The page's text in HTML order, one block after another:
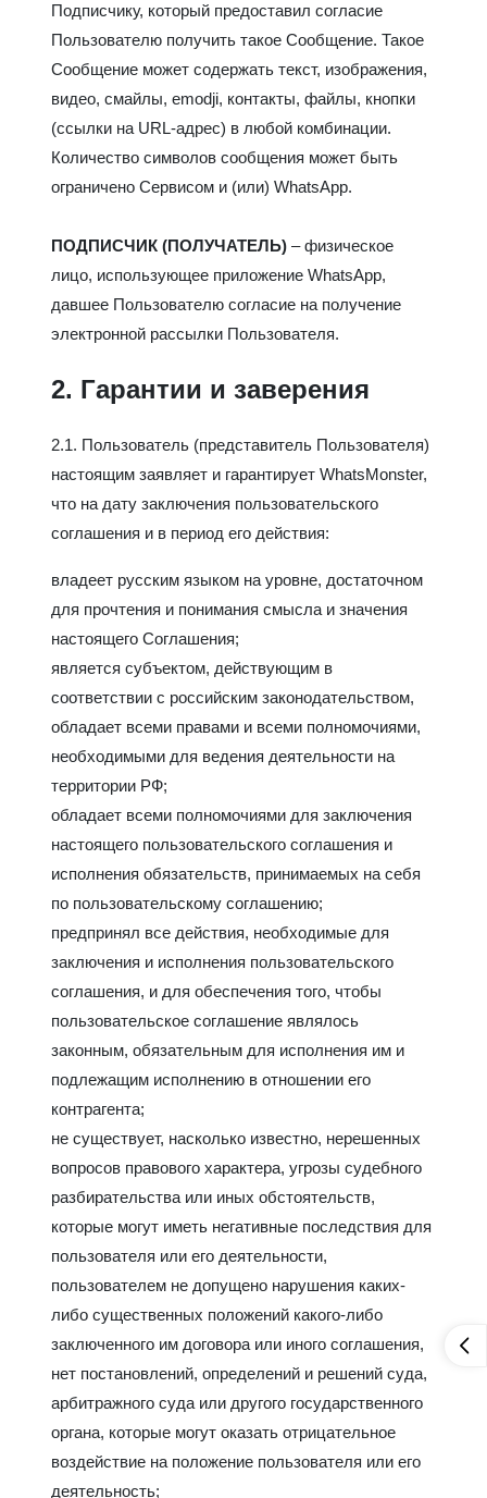
Подписчику, который предоставил согласие
Пользователю получить такое Сообщение. Такое
Сообщение может содержать текст, изображения,
видео, смайлы, emodji, контакты, файлы, кнопки
(ссылки на URL-адрес) в любой комбинации.
Количество символов сообщения может быть
ограничено Сервисом и (или) WhatsApp.
ПОДПИСЧИК (ПОЛУЧАТЕЛЬ) – физическое
лицо, использующее приложение WhatsApp,
давшее Пользователю согласие на получение
электронной рассылки Пользователя.
2. Гарантии и заверения
2.1. Пользователь (представитель Пользователя)
настоящим заявляет и гарантирует WhatsMonster,
что на дату заключения пользовательского
соглашения и в период его действия:
владеет русским языком на уровне, достаточном
для прочтения и понимания смысла и значения
настоящего Соглашения;
является субъектом, действующим в
соответствии с российским законодательством,
обладает всеми правами и всеми полномочиями,
необходимыми для ведения деятельности на
территории РФ;
обладает всеми полномочиями для заключения
настоящего пользовательского соглашения и
исполнения обязательств, принимаемых на себя
по пользовательскому соглашению;
предпринял все действия, необходимые для
заключения и исполнения пользовательского
соглашения, и для обеспечения того, чтобы
пользовательское соглашение являлось
законным, обязательным для исполнения им и
подлежащим исполнению в отношении его
контрагента;
не существует, насколько известно, нерешенных
вопросов правового характера, угрозы судебного
разбирательства или иных обстоятельств,
которые могут иметь негативные последствия для
пользователя или его деятельности,
пользователем не допущено нарушения каких-
либо существенных положений какого-либо
заключенного им договора или иного соглашения,
нет постановлений, определений и решений суда,
арбитражного суда или другого государственного
органа, которые могут оказать отрицательное
воздействие на положение пользователя или его
деятельность;